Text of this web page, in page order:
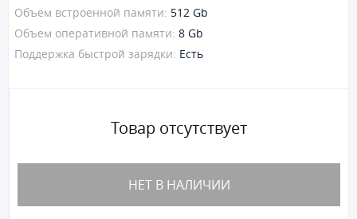
Объем встроенной памяти: 512 Gb
Объем оперативной памяти: 8 Gb
Поддержка быстрой зарядки: Есть
Товар отсутствует
НЕТ В НАЛИЧИИ